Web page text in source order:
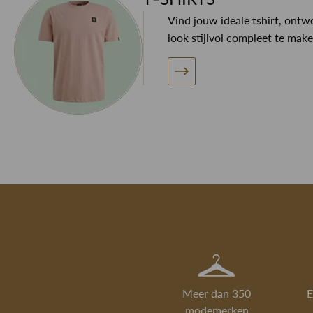
Vind jouw ideale tshirt,
look stijlvol compleet te
Meer dan 350
modemerken